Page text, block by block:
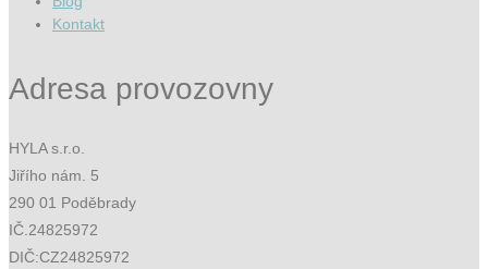
Kontakt
Adresa provozovny
HYLA s.r.o.
Jiřího nám. 5
290 01 Poděbrady
IČ.24825972
DIČ:CZ24825972